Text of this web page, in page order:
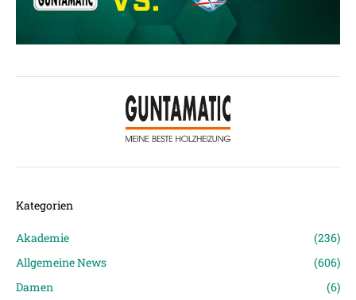
Kategorien
Akademie
(236)
Allgemeine News
(606)
Damen
(6)